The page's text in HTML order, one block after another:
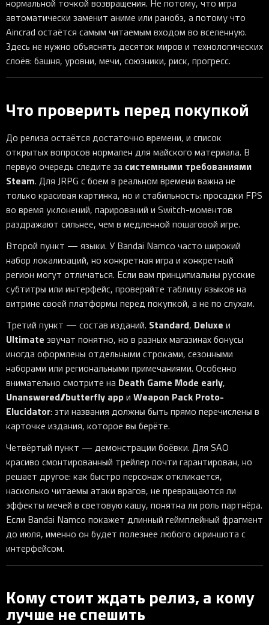
нормальной точкой возвращения. Не потому, что игра
автоматически заменит аниме или ранобэ, а потому что
Aincrad остаётся самым читаемым входом во вселенную.
Здесь не нужно объяснять десяток миров и технологических
слоёв: башня, уровни, мечи, союзники, риск, прогресс.
Что проверить перед покупкой
До релиза остаётся достаточно времени, и список
открытых вопросов нормален для майского материала. В
первую очередь следите за системными требованиями
Steam. Для JRPG с боем в реальном времени важна не
только красивая картинка, но и стабильность: просадки FPS
во время уклонений, парирований и Switch-моментов
раздражают сильнее, чем в медленной пошаговой игре.
Второй пункт — языки. У Bandai Namco часто широкий
набор локализаций, но конкретная игра и конкретный
регион могут отличаться. Если вам принципиальны русские
субтитры или интерфейс, проверяйте таблицу языков на
витрине своей платформы перед покупкой, а не по слухам.
Третий пункт — состав изданий. Standard, Deluxe и
Ultimate звучат понятно, но в разных магазинах бонусы
иногда оформлены отдельными строками, сезонными
наборами или региональными примечаниями. Особенно
внимательно смотрите на Death Game Mode early,
Unanswered//butterfly appи Weapon Pack Proto-
Elucidator: эти названия должны быть прямо перечислены в
карточке издания, которое вы берёте.
Четвёртый пункт — демонстрации боёвки. Для SAO
красиво смонтированный трейлер почти гарантирован, но
решает другое: как быстро персонаж откликается,
насколько читаемы атаки врагов, не превращаются ли
эффекты мечей в световую кашу, понятна ли роль партнёра.
Если Bandai Namco покажет длинный геймплейный фрагмент
до июля, именно он будет полезнее любого скриншота с
интерфейсом.
Кому стоит ждать релиз, а кому
лучше не спешить